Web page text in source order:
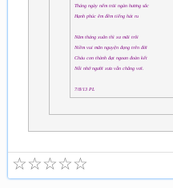
Tháng ngày nếm trải ngàn hương sắc
Hạnh phúc êm đềm tiếng hát ru
Năm tháng xuân thì xa mãi trôi
Niềm vui mãn nguyện đọng trên đời
Cháu con thành đạt ngoan đoàn kết
Nỗi nhớ người xưa vẫn chẳng vơi.
7/8/13 PL
☆
☆
☆
☆
☆